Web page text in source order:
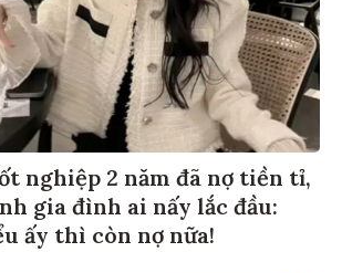
nghiệp 2 năm đã nợ tiền tỉ,
gia đình ai nấy lắc đầu:
ấy thì còn nợ nữa!